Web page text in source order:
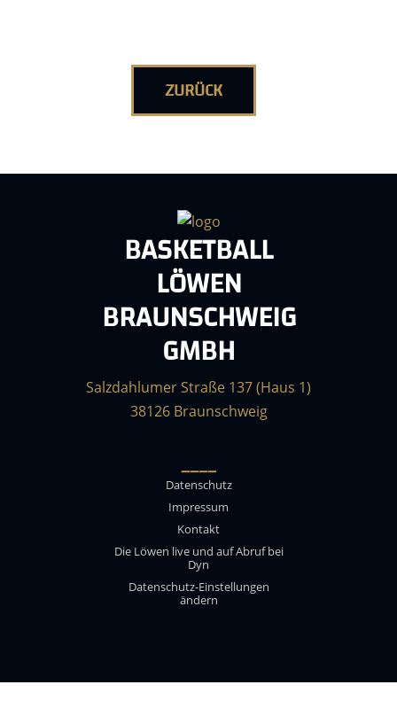
ZURÜCK
BASKETBALL
LÖWEN
BRAUNSCHWEIG
GMBH
Salzdahlumer Straße 137 (Haus 1)
38126 Braunschweig
____
Datenschutz
Impressum
Kontakt
Die Löwen live und auf Abruf bei
Dyn
Datenschutz-Einstellungen
ändern